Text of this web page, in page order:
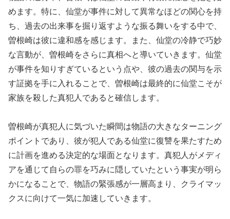
めます。特に、仙堂が事件に対して異常なほどの関心を持
ち、過去の出来事を掘り返すような振る舞いをする中で、
曽根崎は彼に違和感を感じます。また、仙堂の冷静で巧妙
な言動が、曽根崎をさらに真相へと導いていきます。仙堂
が事件を知りすぎているという点や、彼の過去の関与を示
す証拠を手に入れることで、曽根崎は最終的に仙堂こそが
家族を殺した真犯人であると確信します。
曽根崎が真犯人に気づいた瞬間は物語の大きなターニング
ポイントであり、彼が犯人である仙堂に復讐を果たすため
に計画を進める決定的な場面となります。真犯人がメディ
アを通じて自らの罪を巧みに隠していたという事実が明ら
かになることで、物語の緊張感が一層高まり、クライマッ
クスに向けて一気に加速していきます。